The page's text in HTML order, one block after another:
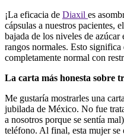
¡La eficacia de Diaxil es
cápsulas a nuestros pacientes,
bajada de los niveles de azúcar
rangos normales. Esto
completamente normal con
La carta más honesta sobre
Me gustaría mostrarles una
jubilada de México. No fue
a nosotros porque se sentía
teléfono. Al final, esta mujer se